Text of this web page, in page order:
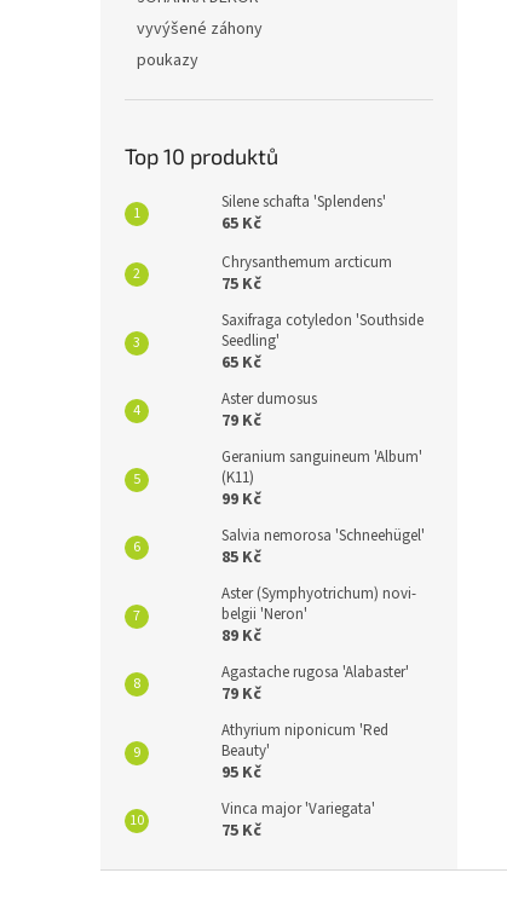
vyvýšené záhony
poukazy
Top 10 produktů
Silene schafta 'Splendens'
65 Kč
Chrysanthemum arcticum
75 Kč
Saxifraga cotyledon 'Southside
Seedling'
65 Kč
Aster dumosus
79 Kč
Geranium sanguineum 'Album'
(K11)
99 Kč
Salvia nemorosa 'Schneehügel'
85 Kč
Aster (Symphyotrichum) novi-
belgii 'Neron'
89 Kč
Agastache rugosa 'Alabaster'
79 Kč
Athyrium niponicum 'Red
Beauty'
95 Kč
Vinca major 'Variegata'
75 Kč